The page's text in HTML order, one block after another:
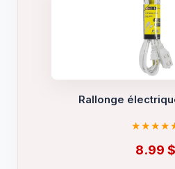
Rallonge
8.99 $